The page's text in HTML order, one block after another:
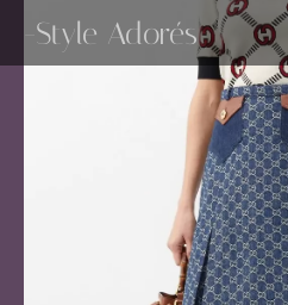
-Style Adorés